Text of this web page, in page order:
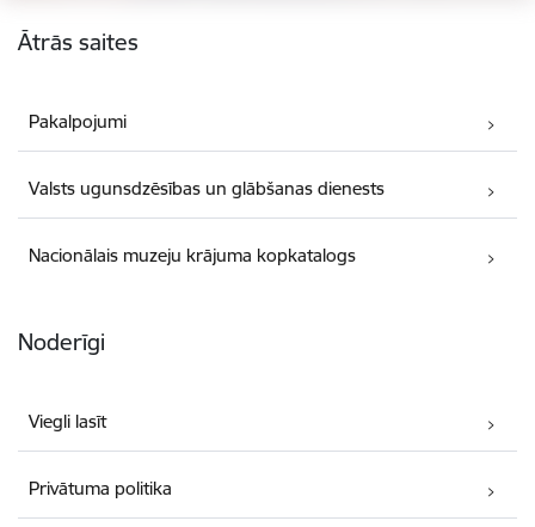
Ātrās saites
Pakalpojumi
Valsts ugunsdzēsības un glābšanas dienests
Nacionālais muzeju krājuma kopkatalogs
Noderīgi
Viegli lasīt
Privātuma politika